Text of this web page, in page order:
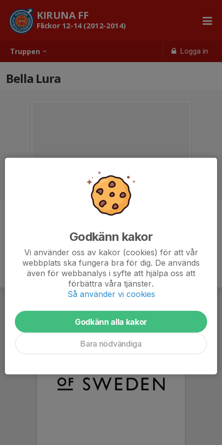
Truppen Logga in
KIRUNA FF
Flickor 12-14 (2012-2014)
Bella Lura
Godkänn kakor
Vi använder oss av kakor (cookies) för att vår
webbplats ska fungera bra för dig. De används
även för webbanalys i syfte att hjälpa oss att
förbättra våra tjänster.
Så använder vi cookies
Godkänn alla kakor
Bara nödvändiga